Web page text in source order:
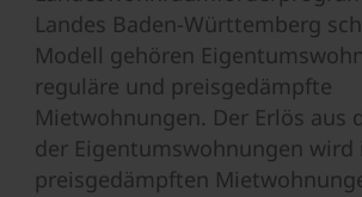
Landes Baden-Württemberg
Modell gehören
reguläre und preisgedämpfte
Mietwohnungen. Der Erlös aus
der Eigentumswohnungen wird
preisgedämpften